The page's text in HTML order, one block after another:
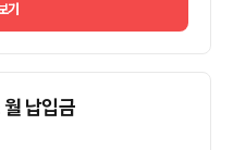
기
납입금